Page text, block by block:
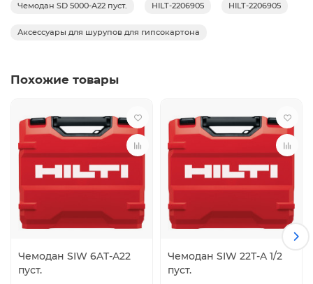
Чемодан SD 5000-A22 пуст. HILT-2206905 HILT-2206905
Аксессуары для шурупов для гипсокартона
Похожие товары
Чемодан SIW 6AT-A22
пуст.
Чемодан SIW 22T-A 1/2
пуст.